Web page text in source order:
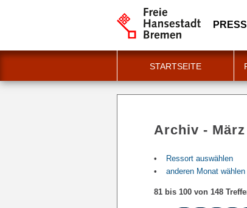
STARTSEITE
Archiv - März
Ressort auswählen
anderen Monat wählen
81 bis 100 von 148